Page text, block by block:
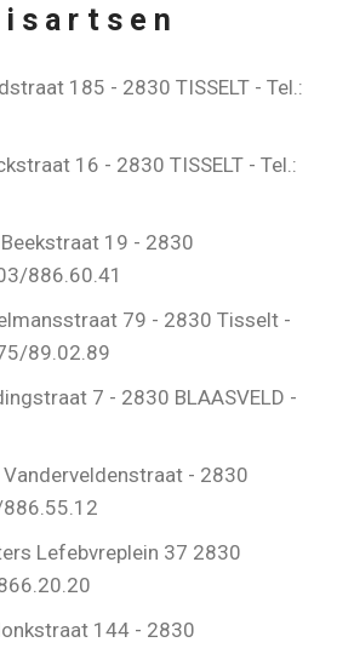
185 - 2830 TISSELT - Tel.:
16 - 2830 TISSELT - Tel.:
19 - 2830
886.60.41
79 - 2830 Tisselt -
89.02.89
7 - 2830 BLAASVELD -
Vanderveldenstraat - 2830
Lefebvreplein 37 2830
144 - 2830